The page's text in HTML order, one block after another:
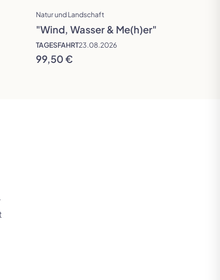
Natur und Landschaft
"Wind, Wasser & Me(h)er"
TAGESFAHRT23.08.2026
99,50 €